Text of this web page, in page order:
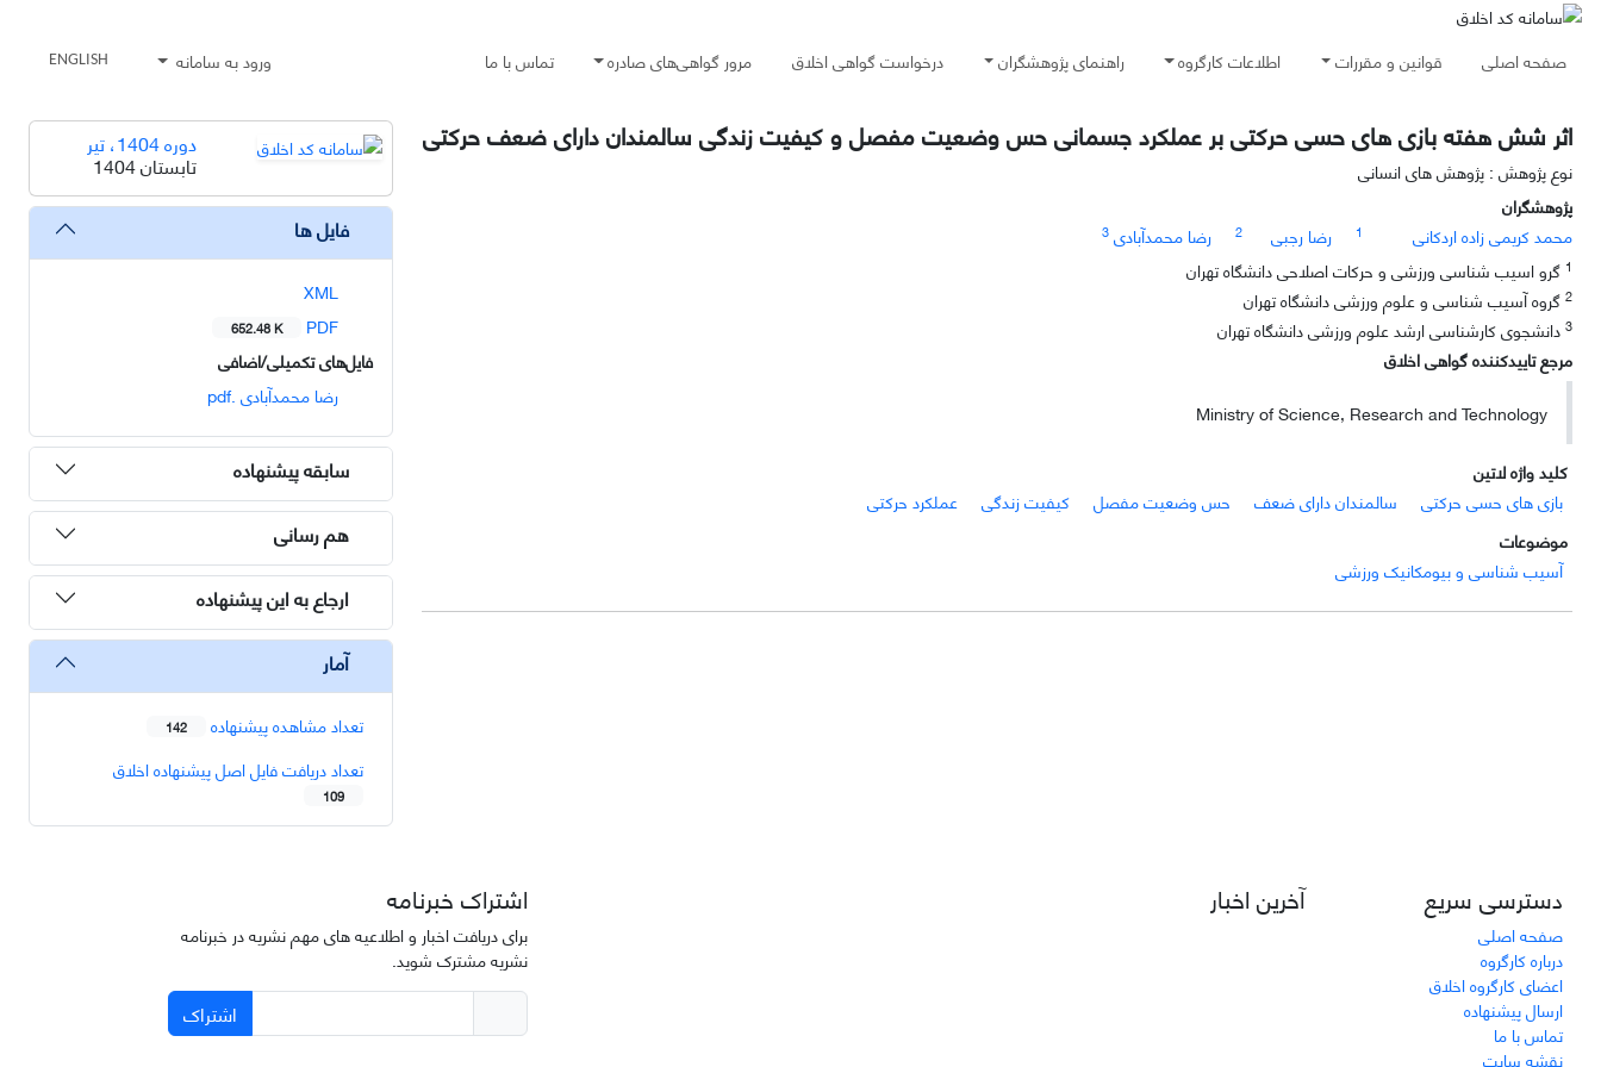
صفحه اصلی قوانین و مقررات اطلاعات کارگروه راهنمای پژوهشگران درخواست گواهی اخلاق مرور گواهی‌های صادره تماس با ما ورود به سامانه ENGLISH
اثر شش هفته بازی های حسی حرکتی بر عملکرد جسمانی حس وضعیت مفصل و کیفیت زندگی سالمندان دارای ضعف حرکتی
نوع پژوهش : پژوهش های انسانی
پژوهشگران
محمد کریمی زاده اردکانی
1 رضا رجبی 2 رضا محمدآبادی 3
1 گرو اسیب شناسی ورزشی و حرکات اصلاحی دانشگاه تهران
2 گروه آسیب شناسی و علوم ورزشی دانشگاه تهران
3 دانشجوی کارشناسی ارشد علوم ورزشی دانشگاه تهران
مرجع تاییدکننده گواهی اخلاق
Ministry of Science, Research and Technology
کلید واژه لاتین
بازی های حسی حرکتی
سالمندان دارای ضعف حس وضعیت مفصل کیفیت زندگی
عملکرد حرکتی
موضوعات
آسیب شناسی و بیومکانیک ورزشی
دوره 1404، تیر
تابستان 1404
فایل ها
XML
PDF
652.48 K
فایل‌های تکمیلی/اضافی
رضا محمدآبادی .pdf
سابقه پیشنهاده
هم رسانی
ارجاع به این پیشنهاده
آمار
تعداد مشاهده پیشنهاده 142
تعداد دریافت فایل اصل پیشنهاده اخلاق
109
دسترسی سریع
صفحه اصلی
درباره کارگروه
اعضای کارگروه اخلاق
ارسال پیشنهاده
تماس با ما
نقشه سایت
آخرین اخبار اشتراک خبرنامه
برای دریافت اخبار و اطلاعیه های مهم نشریه در خبرنامه
نشریه مشترک شوید.
اشتراک